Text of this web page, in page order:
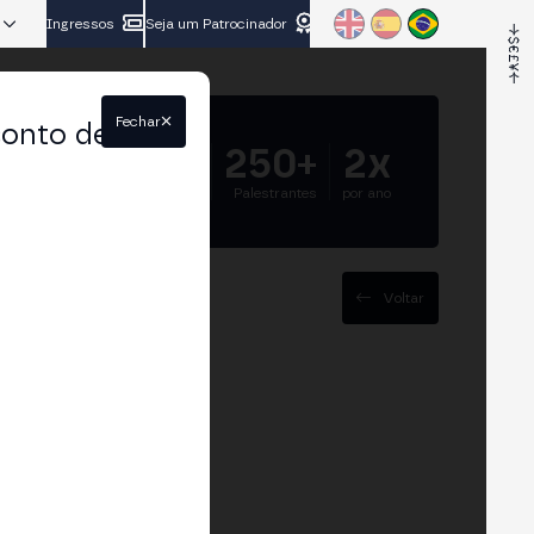
Ingressos Seja um Patrocinador
250+
Palestrantes
2x
por ano
Voltar
de
Fechar